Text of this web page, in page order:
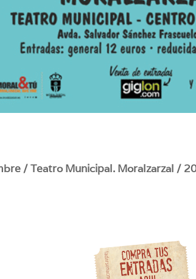
/ Teatro Municipal. Moralzarzal /